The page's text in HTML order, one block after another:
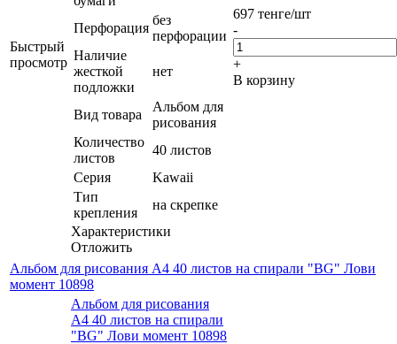
Быстрый
просмотр
Перфорация
без
перфорации
Наличие
жесткой
подложки
нет
Вид товара
Альбом для
рисования
Количество
листов
40 листов
Серия
Kawaii
Тип
крепления
на скрепке
Характеристики
Отложить
697 тенге/шт
-
+
В корзину
Альбом для рисования А4 40 листов на спирали "BG" Лови
момент 10898
Альбом для рисования
А4 40 листов на спирали
"BG" Лови момент 10898